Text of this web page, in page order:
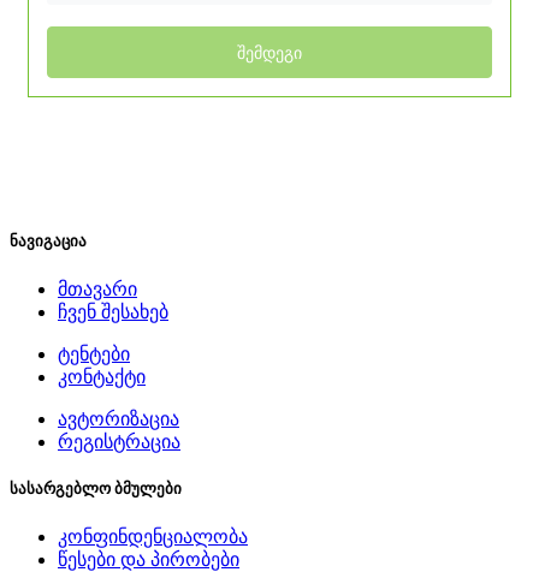
ნავიგაცია
მთავარი
ჩვენ შესახებ
ტენტები
კონტაქტი
ავტორიზაცია
რეგისტრაცია
სასარგებლო ბმულები
კონფინდენციალობა
წესები და პირობები